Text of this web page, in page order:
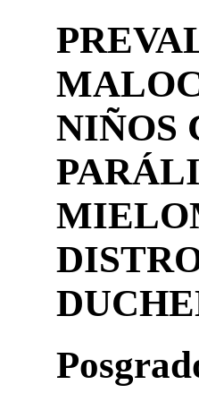
NIÑOS